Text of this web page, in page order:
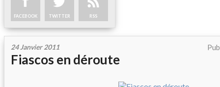
FACEBOOK TWITTER RSS
24 Janvier 2011
Fiascos en déroute